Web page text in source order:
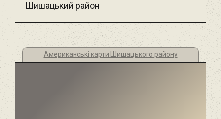
Шишацький район
Американські карти Шишацького району